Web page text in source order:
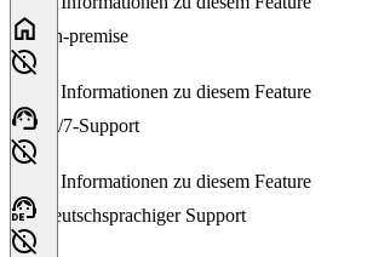
On-premise
Keine Informationen zu diesem Feature
24/7-Support
Keine Informationen zu diesem Feature
Deutschsprachiger Support